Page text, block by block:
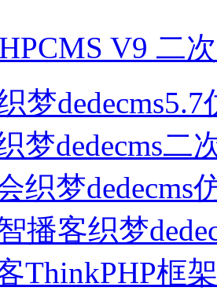
V9 二
梦
梦dedecms二
织梦dedecms
播客织梦
ThinkPHP框